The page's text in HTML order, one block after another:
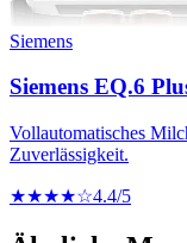
Siemens
Siemens EQ.6
Vollautomatisches
Zuverlässigkeit.
★★★★☆4.4/5